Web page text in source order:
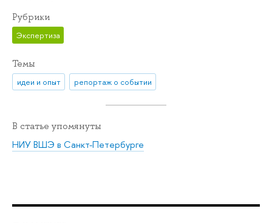
Рубрики
Экспертиза
Темы
идеи и опыт репортаж о событии
В статье упомянуты
НИУ ВШЭ в Санкт-Петербурге